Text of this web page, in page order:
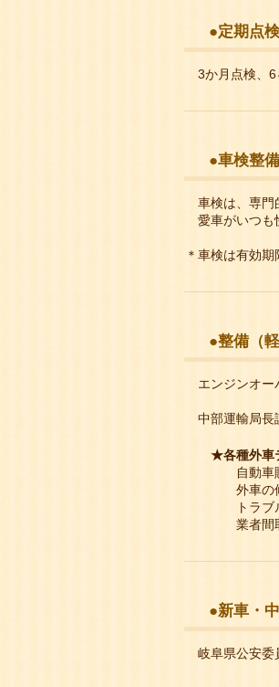
●定期点検
3か月点検、6
●車検整備
車検は、専門
愛車がいつも
＊車検は有
●整備（軽
エンジンオー
中部運輸局
★各種外車
自動車販売
外車の修理が
トラブルが
業者間取引
●新車・
岐阜県公安